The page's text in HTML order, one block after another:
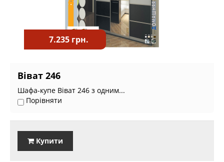
7.235 грн.
Віват 246
Шафа-купе Віват 246 з одним...
Порівняти
Купити